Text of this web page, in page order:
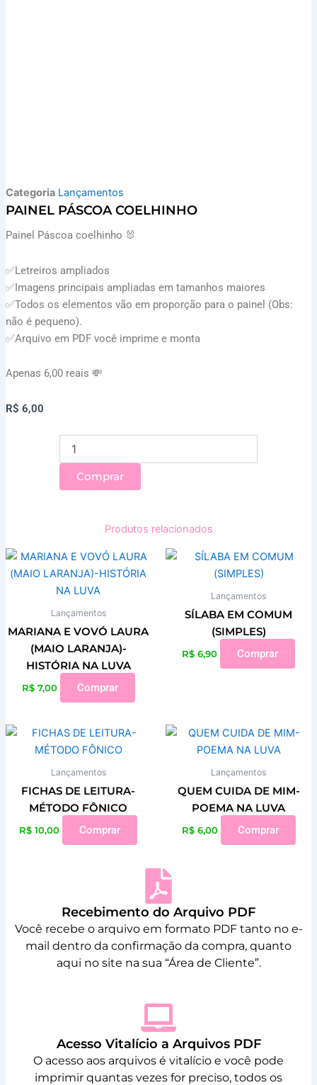
Categoria Lançamentos
PAINEL PÁSCOA COELHINHO
Painel Páscoa coelhinho 🐰
✅Letreiros ampliados
✅Imagens principais ampliadas em tamanhos maiores
✅Todos os elementos vão em proporção para o painel (Obs:
não é pequeno).
✅Arquivo em PDF você imprime e monta
Apenas 6,00 reais 💸
R$ 6,00
PÁSCOA
quantidade
Comprar
Produtos relacionados
Lançamentos
MARIANA E VOVÓ LAURA
(MAIO LARANJA)-
HISTÓRIA NA LUVA
R$7,00 Comprar
Lançamentos
SÍLABA EM COMUM
(SIMPLES)
R$ 6,90 Comprar
Lançamentos
FICHAS DE LEITURA-
MÉTODO FÔNICO
R$ 10,00 Comprar
Lançamentos
QUEM CUIDA DE MIM-
POEMA NA LUVA
R$6,00 Comprar
Recebimento do Arquivo PDF
Você recebe o arquivo em formato PDF tanto no e-
mail dentro da confirmação da compra, quanto
aqui no site na sua “Área de Cliente”.
Acesso Vitalício a Arquivos PDF
O acesso aos arquivos é vitalício e você pode
imprimir quantas vezes for preciso, todos os